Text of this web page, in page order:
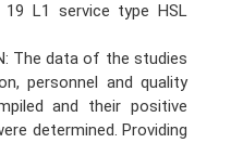
19 L1 service type HSL
The data of the studies
personnel and quality
and their positive
determined. Providing